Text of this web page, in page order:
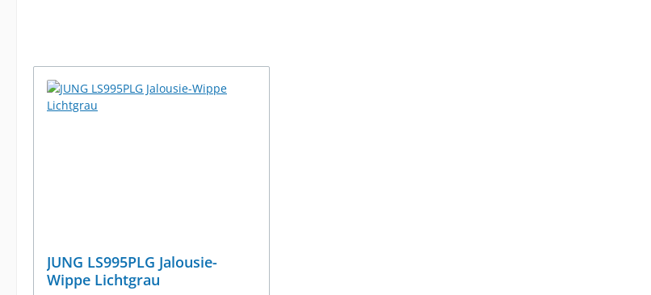
JUNG LS995PLG Jalousie-
Wippe Lichtgrau